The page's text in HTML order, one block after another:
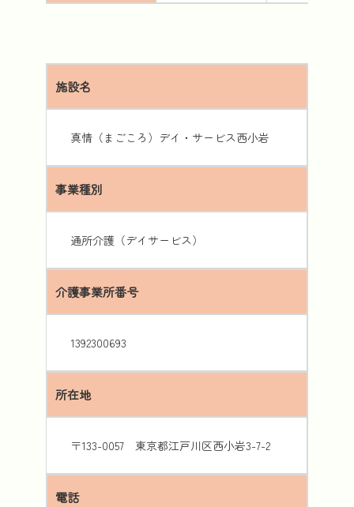
施設名
真情（まごころ）デイ・サービス西小岩
事業種別
通所介護（デイサービス）
介護事業所番号
1392300693
所在地
〒133-0057 東京都江戸川区西小岩3-7-2
電話